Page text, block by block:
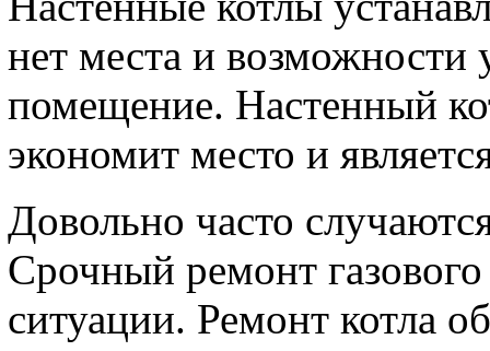
нет места и возможности
помещение. Настенный
экономит место и
Довольно часто
Срочный ремонт
ситуации. Ремонт котла